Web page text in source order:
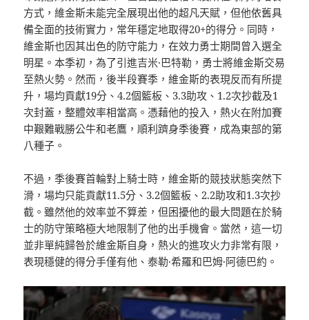
方式，維金斯未能完全展現出他的超凡天賦，但他依舊具
備全面的技術實力，常年穩定地取得20+的得分。同時，
維金斯也因其出色的防守能力，在效力勇士期間曾入選全
明星。本季初，為了引進吉米·巴特勒，勇士將維金斯交易
至熱火勢。然而，後半段賽季，維金斯的表現反而有所提
升，場均貢獻19分、4.2個籃板、3.3助攻、1.2次抄截及1
次封蓋，整體效率相當高。憑藉他的投入，熱火在附加賽
中艱難戰勝公牛和老鷹，順利躋身季後賽，成為東部的第
八種子。
不過，季後賽首輪對上騎士時，維金斯的競技狀態突然下
滑，場均只能貢獻11.5分、3.2個籃板、2.2助攻和1.3次抄
截。雖然他的效率並不算差，但困擾他的最大問題在於騎
士的防守策略極大地限制了他的出手機會。當然，這一切
並非單純歸咎於維金斯自身，熱火的進攻火力非常有限，
表現穩健的得分手僅有他、泰勒·希羅和巴姆·阿德巴約。